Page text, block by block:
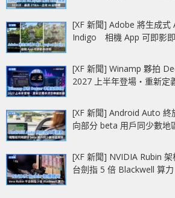
[XF 新聞] Adobe 將生成
Indigo 相機 App 可即影
[XF 新聞] Winamp 夥拍
2027 上半年登場‧重新定
[XF 新聞] Android Auto
向部分 beta 用戶同少數地
[XF 新聞] NVIDIA Rubin
台劍指 5 倍 Blackwell 算力